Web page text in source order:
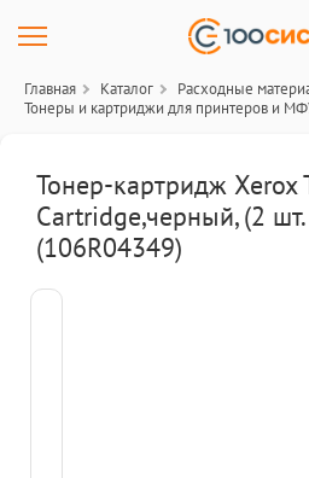
Главная Каталог
Расходные
Тонеры и картриджи для принтеров и
Тонер-картридж Xerox
Cartridge,черный, (2
(106R04349)